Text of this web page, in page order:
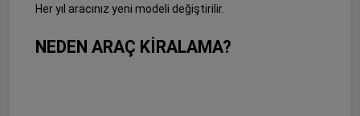
Her yıl aracınız yeni modeli değiştirilir.
NEDEN ARAÇ KİRALAMA?